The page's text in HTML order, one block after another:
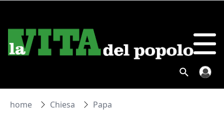
home Chiesa Papa